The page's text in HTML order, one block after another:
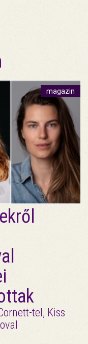
magazin
tel, Kiss